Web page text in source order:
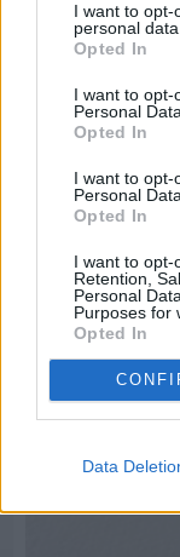
I want to opt-
personal data.
Opted In
I want to opt-
Personal Data.
Opted In
I want to opt-
Personal
Opted In
I want to opt-
Retention,
Personal
Purposes for
Opted In
Data
Πριν 7 ημέρες
Μία μικρή
ομάδα του